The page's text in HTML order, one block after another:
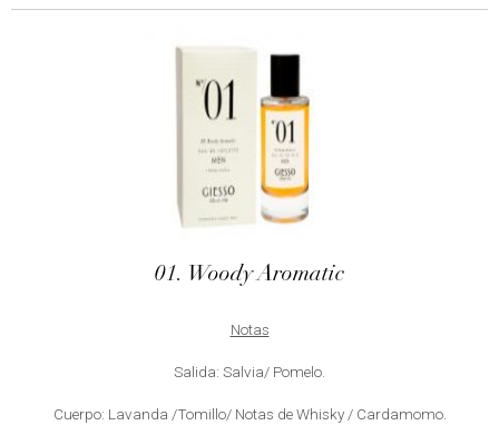
01. Woody Aromatic
Notas
Salida: Salvia/ Pomelo.
Cuerpo: Lavanda /Tomillo/ Notas de Whisky / Cardamomo.